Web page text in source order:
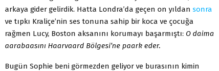
arkaya gider gelirdik. Hatta Londra’da geçen on yıldan sonra
ve tıpkı Kraliçe’nin ses tonuna sahip bir koca ve çocuğa
rağmen Lucy, Boston aksanını korumayı başarmıştı: O daima
aarabaasını Haarvaard Bölgesi’ne paark eder.
Bugün Sophie beni görmezden geliyor ve burasının kimin